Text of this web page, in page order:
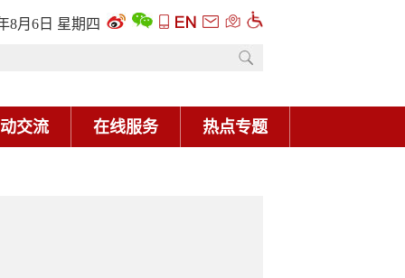
8月6日 星期四
交流 在线服务 热点专题